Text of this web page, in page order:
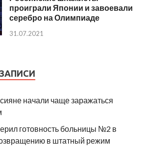
проиграли Японии и завоевали
серебро на Олимпиаде
31.07.2021
начали чаще заражаться
готовность больницы №2 в
в штатный режим